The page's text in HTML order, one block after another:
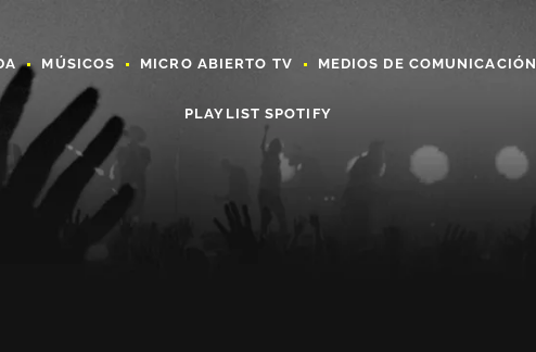
MÚSICOS MICRO ABIERTO TV MEDIOS DE COMUNICACIÓN
PLAYLIST SPOTIFY